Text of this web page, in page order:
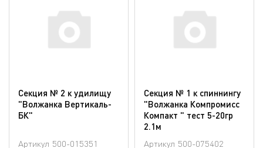
Секция № 2 к удилищу
"Волжанка Вертикаль-
БК"
Артикул 500-015351
Секция № 1 к спиннингу
"Волжанка Компромисс
Компакт " тест 5-20гр
2.1м
Артикул 500-075402